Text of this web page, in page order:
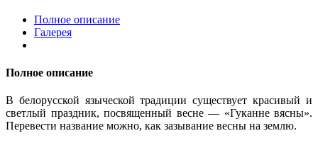
Полное описание
Галерея
Полное описание
В белорусской языческой традиции существует красивый и
светлый праздник, посвященный весне — «Гуканне вясны».
Перевести название можно, как зазывание весны на землю.